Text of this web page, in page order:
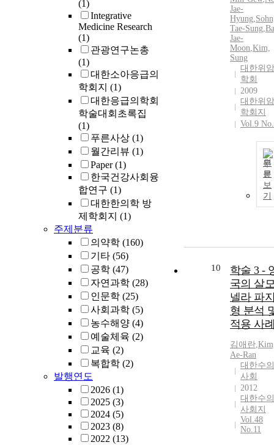
(1)
Integrative
Medicine Research
(1)
관광연구논총
(1)
대한소아응급의
학회지 (1)
대한응급의학회
학술대회초록집
(1)
푸른사상 (1)
월간리뷰 (1)
Paper(1)
한국건강사회융
합연구 (1)
대한한의학 방
제학회지 (1)
주제분류
의약학 (160)
기타 (56)
공학 (47)
자연과학 (28)
인문학 (25)
사회과학 (5)
농수해양 (4)
예술체육 (2)
교육 (2)
복합학 (2)
발행연도
2026 (1)
2025 (3)
2024 (5)
2023 (8)
2022 (13)
자 하는 정보
내용을 파악
는 것이 필
다. 본 연구
서는 위암
후 환자의
요구 경향을
인하고자 하
다. 대상 및 방
법: 위암 수
후 환자로,
18일 삼성
병원 위암센
에서 주관한
‘위암 환자의
날’ 행사에
성하도록 하
명의 설문지
분석하였다.
문 도구는 검
사, 치료, 예
추후 관리,
련 정보 영
7개의 단일
항의 총 37개
문항으로 구
되었다. 결과:
정보 요구는
후, 치료 기
동안 스스로
Jae-
Hyung,
Tae-Sung,
Jae-
Moon,Kim,
Sung
대한위암
학회
2009
대한위암
학회지
Vol.9
원
문
보
기
10
학술 3 -
국의 살
넬라 파
형 분석
적용 사
김애란,
Ae-Ran
대한수의
사회
2012
대한수의
사회지
Vol.48
No.11